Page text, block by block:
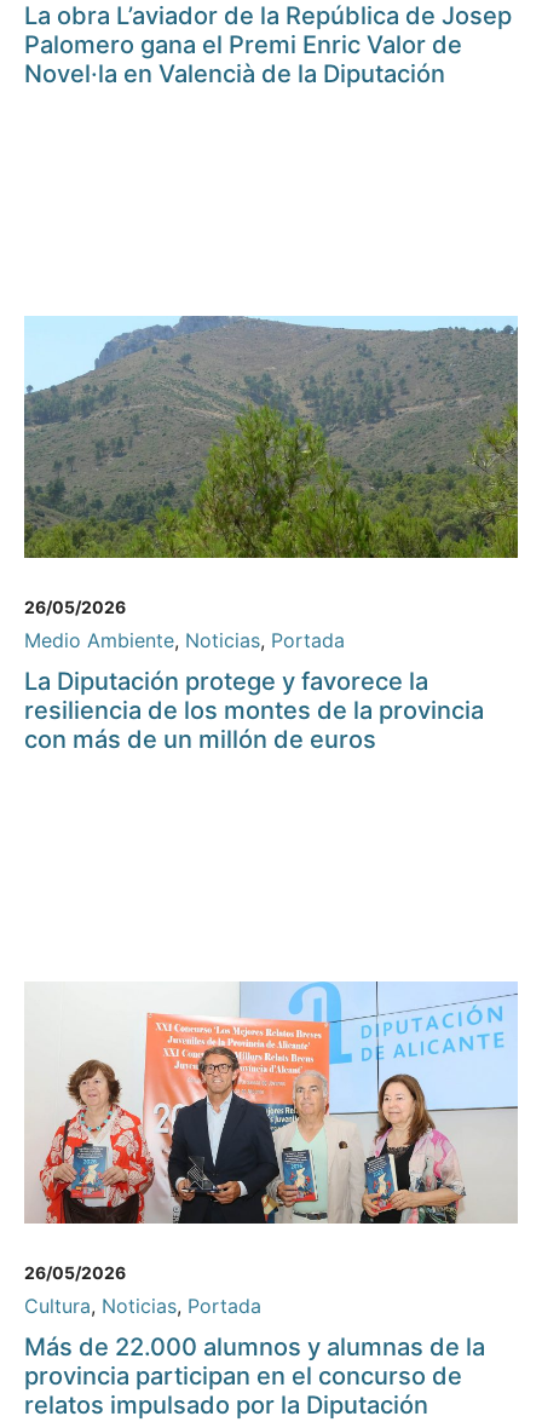
La obra L’aviador de la República de Josep
Palomero gana el Premi Enric Valor de
Novel·la en Valencià de la Diputación
26/05/2026
Medio Ambiente, Noticias, Portada
La Diputación protege y favorece la
resiliencia de los montes de la provincia
con más de un millón de euros
26/05/2026
Cultura, Noticias, Portada
Más de 22.000 alumnos y alumnas de la
provincia participan en el concurso de
relatos impulsado por la Diputación